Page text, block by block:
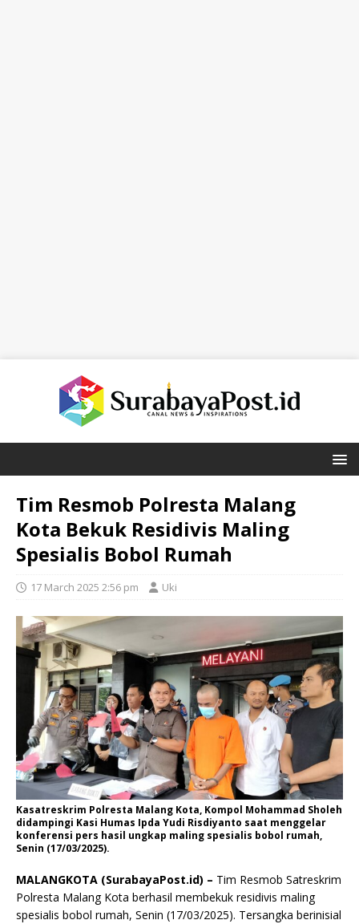
Tim Resmob Polresta Malang
Kota Bekuk Residivis Maling
Spesialis Bobol Rumah
17 March 2025 2:56 pm Uki
Kasatreskrim Polresta Malang Kota, Kompol Mohammad Sholeh
didampingi Kasi Humas Ipda Yudi Risdiyanto saat menggelar
konferensi pers hasil ungkap maling spesialis bobol rumah,
Senin (17/03/2025).
MALANGKOTA (SurabayaPost.id) – Tim Resmob Satreskrim
Polresta Malang Kota berhasil membekuk residivis maling
spesialis bobol rumah, Senin (17/03/2025). Tersangka berinisial